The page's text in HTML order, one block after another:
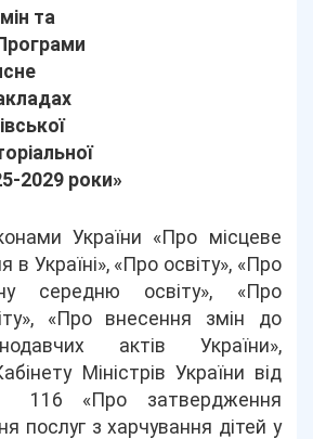
та
2029 роки»
України «Про місцеве
в Україні», «Про освіту», «Про
середню освіту», «Про
«Про внесення змін до
актів України»,
Міністрів України від
116 «Про затвердження
послуг з харчування дітей у